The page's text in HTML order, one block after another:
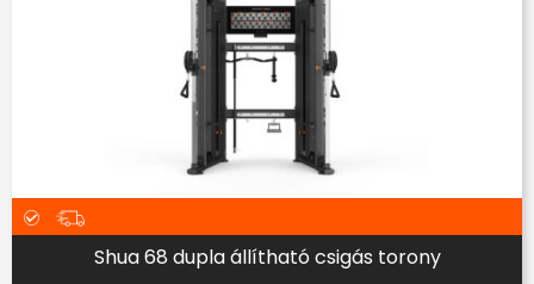
Shua 68 dupla állítható csigás torony